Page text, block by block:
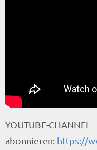
YOUTUBE-CHANNEL
abonnieren: https://